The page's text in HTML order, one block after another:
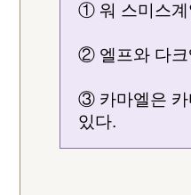
① 워 스미스계
② 엘프와 다크
③ 카마엘은 카
있다.